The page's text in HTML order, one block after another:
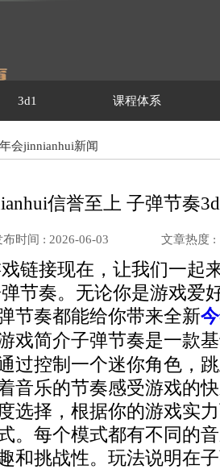
3d1 课程体系
会jinnianhui新闻
信誉至上 子弹节奏
布时间 : 2026-06-03 文章热度 :
链接现在，让我们一起
节奏。无论你是游戏爱
节奏都能给你带来全新
戏简介子弹节奏是一款
过控制一个迷你角色，
音乐的节奏感受游戏的
选择，根据你的游戏实
。每个模式都有不同的
和挑战性。玩法说明在